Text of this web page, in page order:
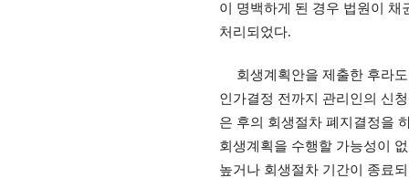
이 명백하게 된 경우 법원이
처리되었다.
회생계획안을 제출한 후라
인가결정 전까지 관리인의 신
은 후의 회생절차 폐지결정을
회생계획을 수행할 가능성이
높거나 회생절차 기간이 종료